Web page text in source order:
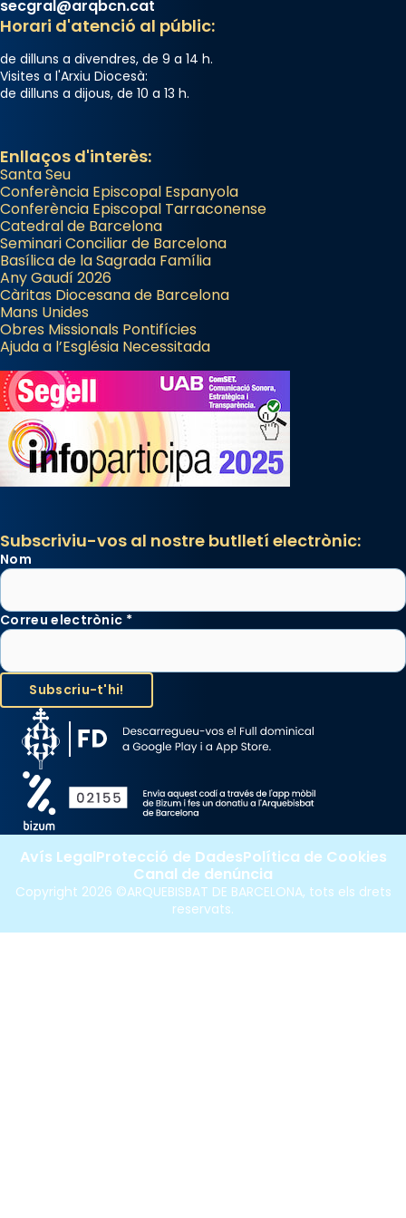
secgral@arqbcn.cat
Horari d'atenció al públic:
de dilluns a divendres, de 9 a 14 h.
Visites a l'Arxiu Diocesà:
de dilluns a dijous, de 10 a 13 h.
Enllaços d'interès:
Santa Seu
Conferència Episcopal Espanyola
Conferència Episcopal Tarraconense
Catedral de Barcelona
Seminari Conciliar de Barcelona
Basílica de la Sagrada Família
Any Gaudí 2026
Càritas Diocesana de Barcelona
Mans Unides
Obres Missionals Pontifícies
Ajuda a l’Església Necessitada
Subscriviu-vos al nostre butlletí electrònic:
Nom
Correu electrònic *
Copyright 2026 ©ARQUEBISBAT DE BARCELONA, tots els drets
reservats.
Avís LegalProtecció de DadesPolítica de Cookies
Canal de denúncia